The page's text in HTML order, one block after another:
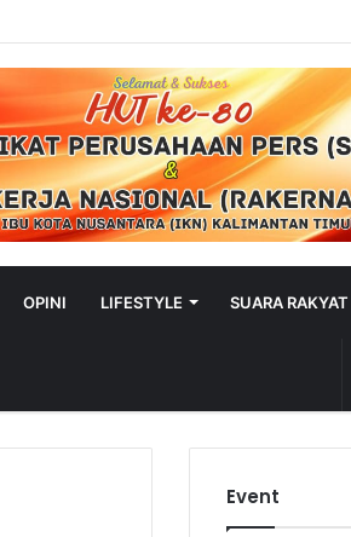
OPINI LIFESTYLE SUARA RAKYAT
Event